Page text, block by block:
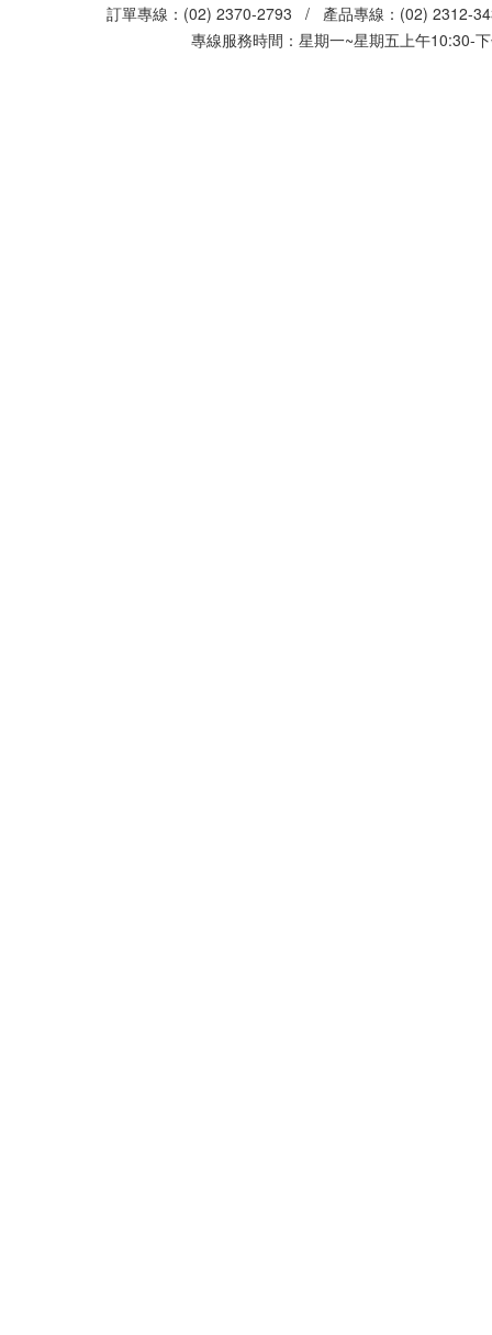
訂單專線：(02) 2370-2793 / 產品專線：(02)
專線服務時間：星期一~星期五上午10:30-